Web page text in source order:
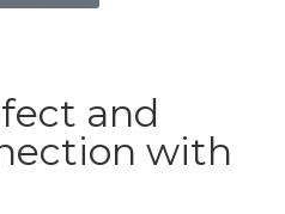
and
with